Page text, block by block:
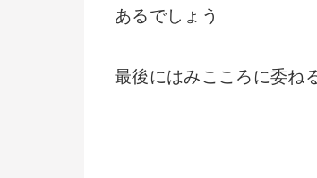
あるでしょう
最後にはみこころに委ね